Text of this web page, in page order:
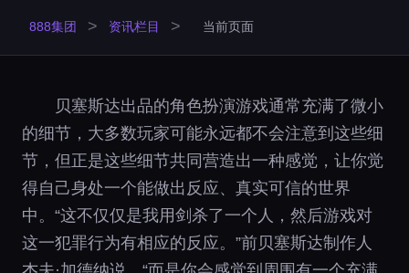
888集团 > 资讯栏目 > 当前页面
贝塞斯达出品的角色扮演游戏通常充满了微小
的细节，大多数玩家可能永远都不会注意到这些细
节，但正是这些细节共同营造出一种感觉，让你觉
得自己身处一个能做出反应、真实可信的世界
中。“这不仅仅是我用剑杀了一个人，然后游戏对
这一犯罪行为有相应的反应。”前贝塞斯达制作人